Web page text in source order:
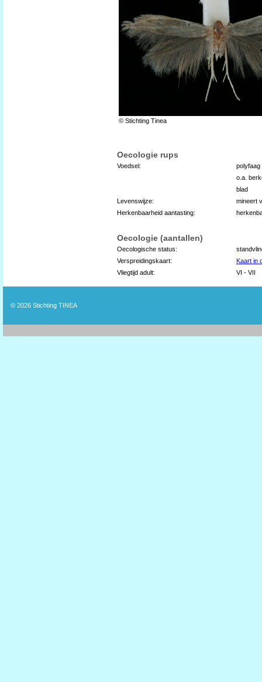
© Stichting Tinea
Oecologie rups
Voedsel:
polyfaag
o.a.
blad
Levenswijze:
mineert
Herkenbaarheid aantasting:
Oecologie (aantallen)
Oecologische status:
Verspreidingskaart:
Kaart in
Vliegtijd adult:
VI - VII
© 2026 Stichting TINEA